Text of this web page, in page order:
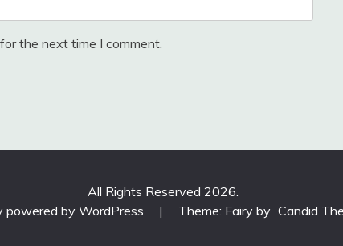
the next time I comment.
All Rights Reserved 2026.
powered by WordPress
| Theme: Fairy by Candid